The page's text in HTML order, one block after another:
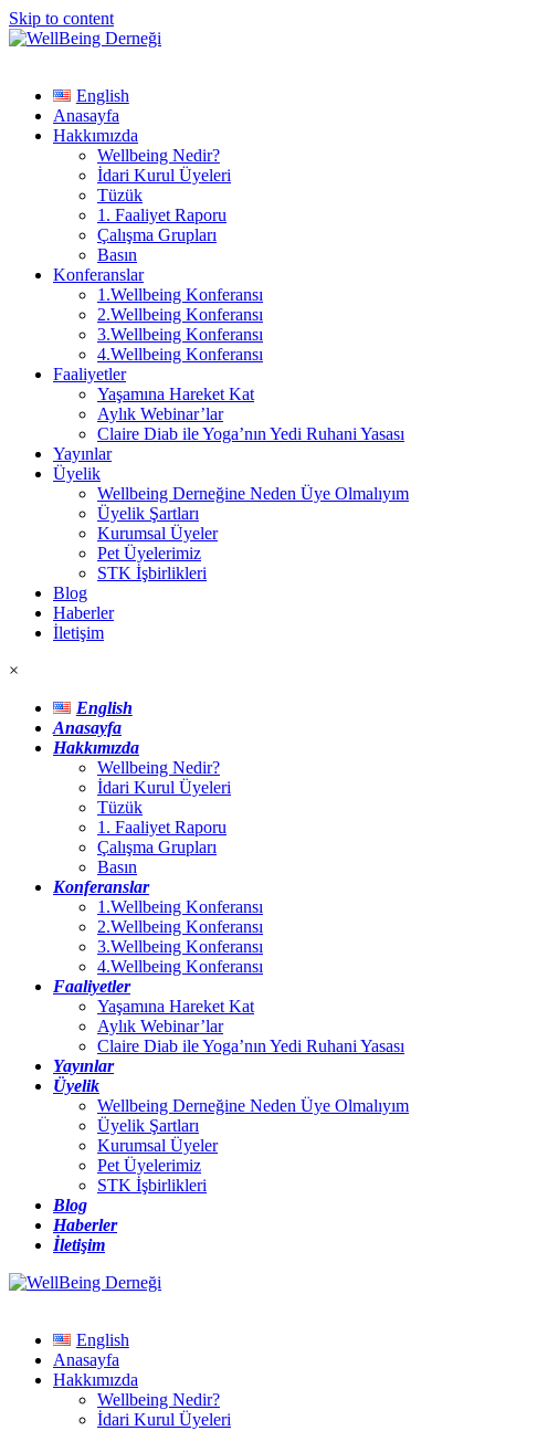
Skip to content
English
Anasayfa
Hakkımızda
Wellbeing Nedir?
İdari Kurul Üyeleri
Tüzük
1. Faaliyet Raporu
Çalışma Grupları
Basın
Konferanslar
1.Wellbeing Konferansı
2.Wellbeing Konferansı
3.Wellbeing Konferansı
4.Wellbeing Konferansı
Faaliyetler
Yaşamına Hareket Kat
Aylık Webinar’lar
Claire Diab ile Yoga’nın Yedi Ruhani Yasası
Yayınlar
Üyelik
Wellbeing Derneğine Neden Üye Olmalıyım
Üyelik Şartları
Kurumsal Üyeler
Pet Üyelerimiz
STK İşbirlikleri
Blog
Haberler
İletişim
×
English
Anasayfa
Hakkımızda
Wellbeing Nedir?
İdari Kurul Üyeleri
Tüzük
1. Faaliyet Raporu
Çalışma Grupları
Basın
Konferanslar
1.Wellbeing Konferansı
2.Wellbeing Konferansı
3.Wellbeing Konferansı
4.Wellbeing Konferansı
Faaliyetler
Yaşamına Hareket Kat
Aylık Webinar’lar
Claire Diab ile Yoga’nın Yedi Ruhani Yasası
Yayınlar
Üyelik
Wellbeing Derneğine Neden Üye Olmalıyım
Üyelik Şartları
Kurumsal Üyeler
Pet Üyelerimiz
STK İşbirlikleri
Blog
Haberler
İletişim
English
Anasayfa
Hakkımızda
Wellbeing Nedir?
İdari Kurul Üyeleri